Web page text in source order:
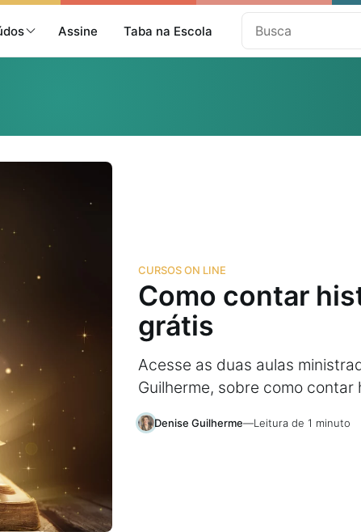
Assine Taba na Escola
CURSOS ON LINE
Como contar
grátis
Acesse as duas aulas
Guilherme, sobre como contar
Denise Guilherme—Leitura de 1 minuto